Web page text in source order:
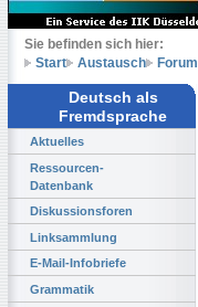
Sie befinden sich hier:
Start
Austausch Forum
Deutsch als
Fremdsprache
Aktuelles
Ressourcen-
Datenbank
Diskussionsforen
Linksammlung
E-Mail-Infobriefe
Grammatik